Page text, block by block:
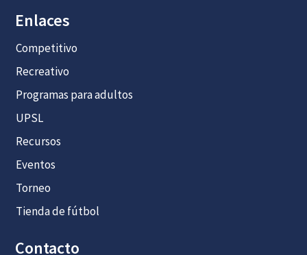
Enlaces
Competitivo
Recreativo
Programas para adultos
UPSL
Recursos
Eventos
Torneo
Tienda de fútbol
Contacto